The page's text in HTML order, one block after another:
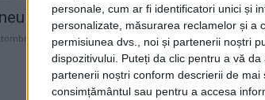
personale, cum ar fi identificatori unici și
personalizate, măsurarea reclamelor și a
permisiunea dvs., noi și partenerii noștri
dispozitivului. Puteți da clic pentru a vă
partenerii noștri conform descrierii de
consimțământul sau pentru a accesa
2022